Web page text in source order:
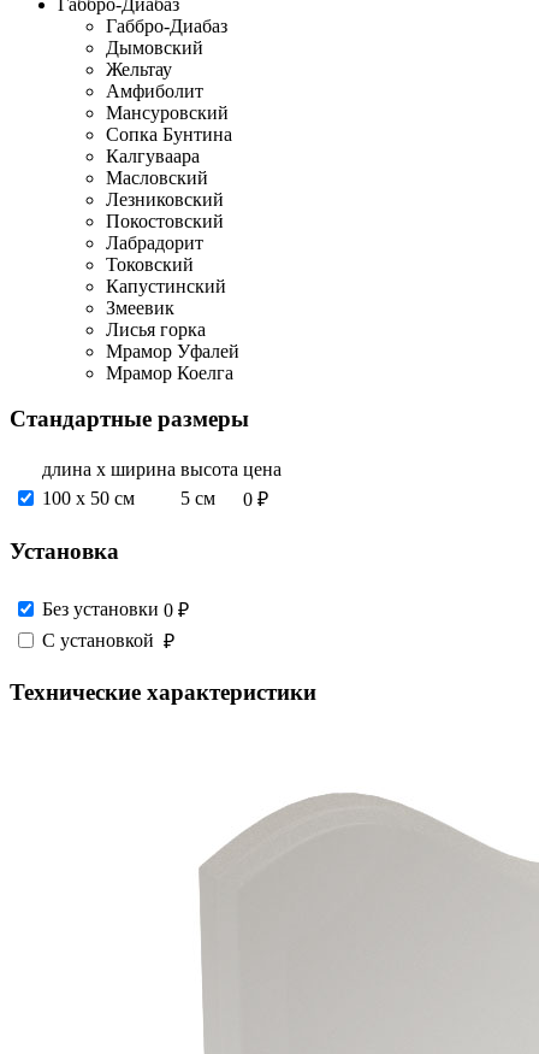
Габбро-Диабаз
Дымовский
Жельтау
Амфиболит
Мансуровский
Сопка Бунтина
Калгуваара
Масловский
Лезниковский
Покостовский
Лабрадорит
Токовский
Капустинский
Змеевик
Лисья горка
Мрамор Уфалей
Мрамор Коелга
Стандартные размеры
длина х ширина высота цена
100 х 50 см
5 см 0 ₽
Установка
Без установки 0 ₽
С установкой ₽
Технические характеристики